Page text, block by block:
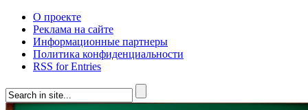
О проекте
Реклама на сайте
Информационные партнеры
Политика конфиденциальности
RSS for Entries